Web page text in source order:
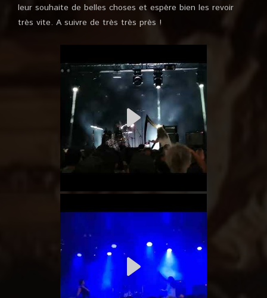
leur souhaite de belles choses et espère bien les revoir
très vite. A suivre de très très près !